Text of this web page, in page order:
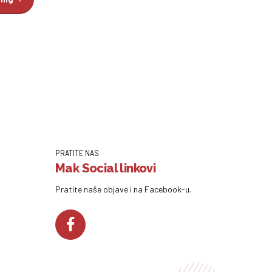
PRATITE NAS
Mak Social linkovi
Pratite naše objave i na Facebook-u.